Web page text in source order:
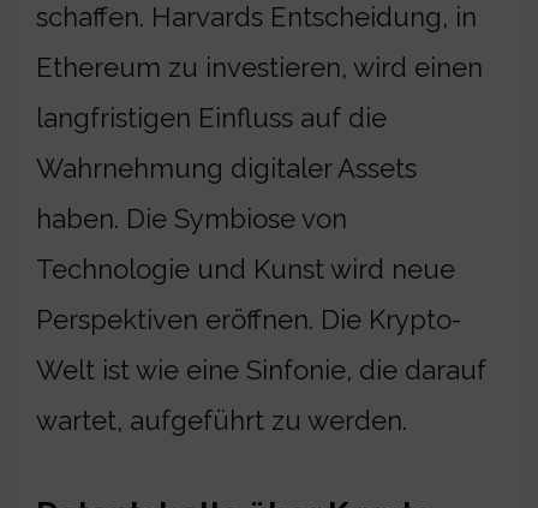
schaffen. Harvards Entscheidung, in
Ethereum zu investieren, wird einen
langfristigen Einfluss auf die
Wahrnehmung digitaler Assets
haben. Die Symbiose von
Technologie und Kunst wird neue
Perspektiven eröffnen. Die Krypto-
Welt ist wie eine Sinfonie, die darauf
wartet, aufgeführt zu werden.